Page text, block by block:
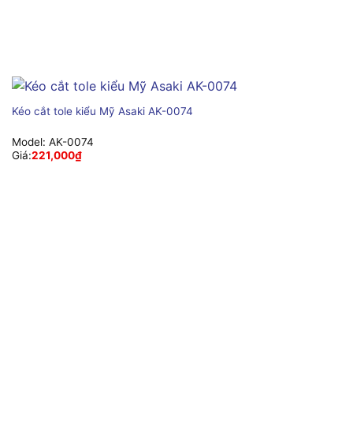
Kéo cắt tole kiểu Mỹ Asaki AK-0074
Model: AK-0074
Giá:221,000₫